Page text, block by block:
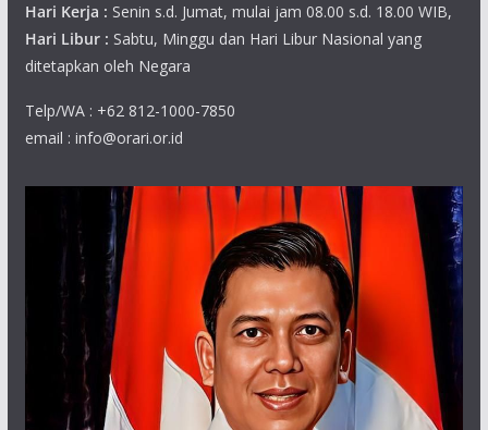
Hari Kerja : Senin s.d. Jumat, mulai jam 08.00 s.d. 18.00 WIB,
Hari Libur : Sabtu, Minggu dan Hari Libur Nasional yang
ditetapkan oleh Negara
Telp/WA : +62 812-1000-7850
email : info@orari.or.id